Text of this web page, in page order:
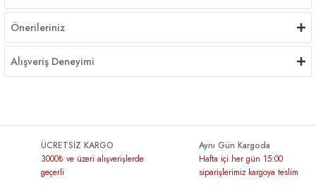
Önerileriniz
Alışveriş Deneyimi
ÜCRETSİZ KARGO
3000₺ ve üzeri alışverişlerde
geçerli
Aynı Gün Kargoda
Hafta içi her gün 15:00
siparişlerimiz kargoya teslim